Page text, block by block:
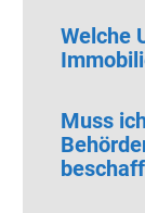
Welche
Muss